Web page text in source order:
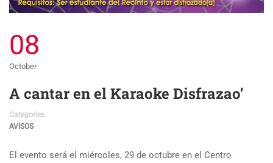
08
October
A cantar en el Karaoke Disfrazao’
Categories
AVISOS
El evento será el miércoles, 29 de octubre en el Centro